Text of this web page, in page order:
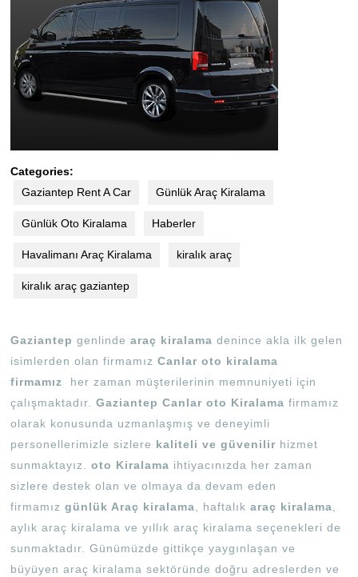
Categories:
Gaziantep Rent A Car
Günlük Araç Kiralama
Günlük Oto Kiralama Haberler
Havalimanı Araç Kiralama kiralık araç
kiralık araç gaziantep
Gaziantep genlindearaç kiralama denince akla ilk gelen
isimlerden olan firmamızCanlar oto kiralama
firmamız
her zaman müşterilerinin memnuniyeti için
çalışmaktadır.Gaziantep Canlar oto Kiralamafirmamız
olarak konusunda uzmanlaşmış ve deneyimli
personellerimizle sizlere kaliteli ve güvenilir hizmet
sunmaktayız.oto Kiralama ihtiyacınızda her zaman
sizlere destek olan ve olmaya da devam eden
firmamızgünlük Araç kiralama, haftalıkaraç kiralama,
aylık araç kiralama ve yıllık araç kiralama seçenekleri de
sunmaktadır. Günümüzde gittikçe yaygınlaşan ve
büyüyen araç kiralama sektöründe doğru adreslerden ve